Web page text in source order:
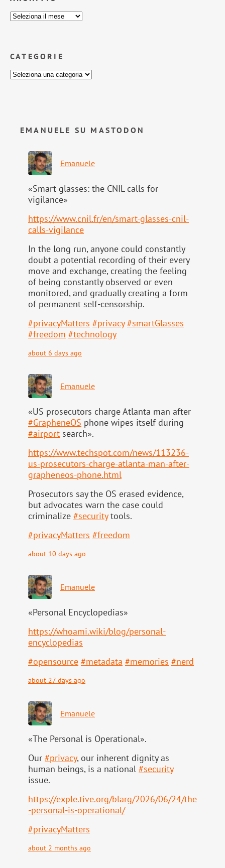
CATEGORIE
EMANUELE SU MASTODON
Emanuele
«Smart glasses: the CNIL calls for
vigilance»
https://www.cnil.fr/en/smart-glasses-cnil-
calls-vigilance
In the long run, anyone could constantly
doubt a potential recording of their every
move and exchange, creating the feeling
of being constantly observed or even
monitored, and gradually creating a form
of permanent self-censorship.
#privacyMatters #privacy #smartGlasses
#freedom #technology
about 6 days ago
Emanuele
«US prosecutors charge Atlanta man after
#GrapheneOS phone wipes itself during
#airport search».
https://www.techspot.com/news/113236-
us-prosecutors-charge-atlanta-man-after-
grapheneos-phone.html
Prosecutors say the OS erased evidence,
but advocates warn the case could
criminalize #securitytools.
#privacyMatters #freedom
about 10 days ago
Emanuele
«Personal Encyclopedias»
https://whoami.wiki/blog/personal-
encyclopedias
#opensource #metadata #memories #nerd
about 27 days ago
Emanuele
«The Personal is Operational».
Our #privacy, our inherent dignity as
human beings, is a national #security
issue.
https://exple.tive.org/blarg/2026/06/24/the
-personal-is-operational/
#privacyMatters
about 2 months ago